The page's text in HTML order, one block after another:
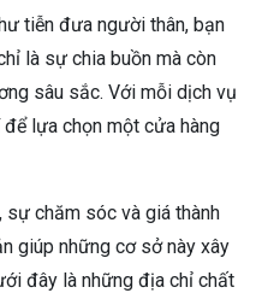
tiễn đưa người thân, bạn
là sự chia buồn mà còn
sâu sắc. Với mỗi dịch vụ
lựa chọn một cửa hàng
sự chăm sóc và giá thành
giúp những cơ sở này xây
đây là những địa chỉ chất